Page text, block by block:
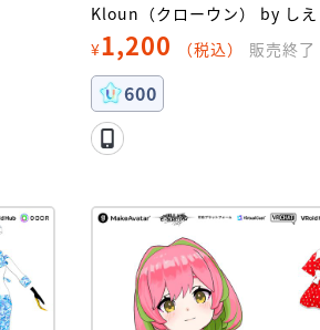
Kloun（クローウン） by し
¥1,200 （税込） 販売終了
600